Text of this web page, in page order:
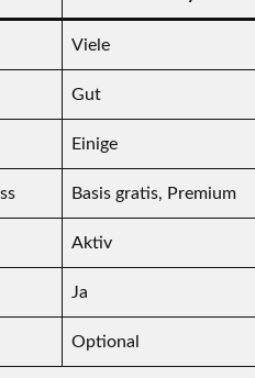
Viele
Gut
Einige
Basis gratis, Premium
Aktiv
Ja
Optional